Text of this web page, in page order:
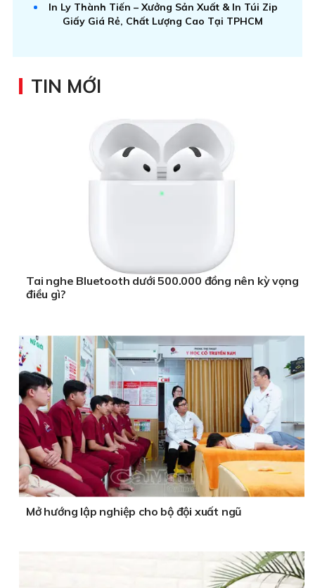
In Ly Thành Tiến – Xưởng Sản Xuất & In Túi Zip
Giấy Giá Rẻ, Chất Lượng Cao Tại TPHCM
TIN MỚI
Tai nghe Bluetooth dưới 500.000 đồng nên kỳ vọng
điều gì?
Mở hướng lập nghiệp cho bộ đội xuất ngũ